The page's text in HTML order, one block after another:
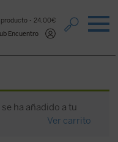
producto
24,00€
Encuentro
ha añadido a tu
Ver carrito